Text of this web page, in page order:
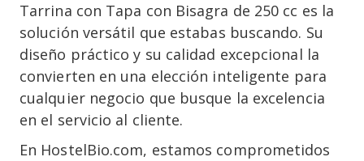
Tarrina con Tapa con Bisagra de 250 cc es la
solución versátil que estabas buscando. Su
diseño práctico y su calidad excepcional la
convierten en una elección inteligente para
cualquier negocio que busque la excelencia
en el servicio al cliente.
En HostelBio.com, estamos comprometidos